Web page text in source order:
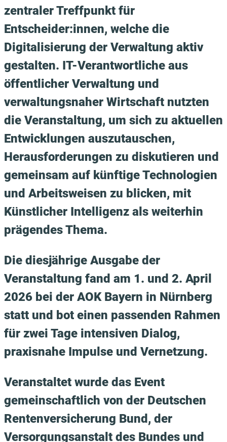
zentraler Treffpunkt für
Entscheider:innen, welche die
Digitalisierung der Verwaltung aktiv
gestalten. IT-Verantwortliche aus
öffentlicher Verwaltung und
verwaltungsnaher Wirtschaft nutzten
die Veranstaltung, um sich zu aktuellen
Entwicklungen auszutauschen,
Herausforderungen zu diskutieren und
gemeinsam auf künftige Technologien
und Arbeitsweisen zu blicken, mit
Künstlicher Intelligenz als weiterhin
prägendes Thema.
Die diesjährige Ausgabe der
Veranstaltung fand am 1. und 2. April
2026 bei der AOK Bayern in Nürnberg
statt und bot einen passenden Rahmen
für zwei Tage intensiven Dialog,
praxisnahe Impulse und Vernetzung.
Veranstaltet wurde das Event
gemeinschaftlich von der Deutschen
Rentenversicherung Bund, der
Versorgungsanstalt des Bundes und